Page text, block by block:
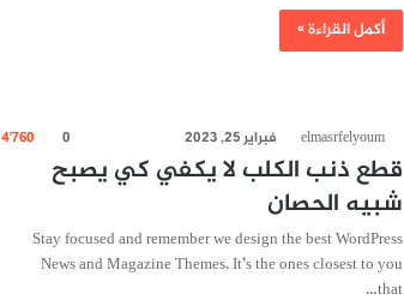
أكمل القراءة »
elmasrfelyoum فبراير 25, 2023 0 4٬760
قطع ذنب الكلب لا يكفي كي يصبح
شبيه الحصان
Stay focused and remember we design the best WordPress
News and Magazine Themes. It’s the ones closest to you
that…